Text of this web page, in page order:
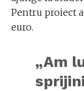
Pentru proiect
euro.
„Am